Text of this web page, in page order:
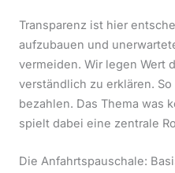
Transparenz ist hier
aufzubauen und
vermeiden. Wir legen Wert
verständlich zu erklären.
bezahlen. Das Thema was
spielt dabei eine zentrale
Die Anfahrtspauschale: